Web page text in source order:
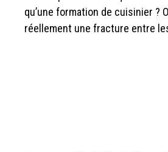
qu’une formation de cuisinier ?
réellement une fracture entre